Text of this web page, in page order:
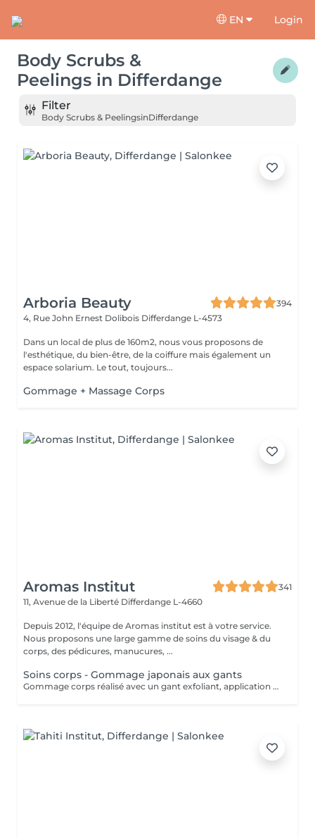
EN Login
Body Scrubs &
Peelings in Differdange
Filter
Body Scrubs & PeelingsinDifferdange
Arboria Beauty
394
4, Rue John Ernest Dolibois Differdange L-4573
Dans un local de plus de 160m2, nous vous proposons de
l'esthétique, du bien-être, de la coiffure mais également un
espace solarium. Le tout, toujours...
Gommage + Massage Corps
Aromas Institut
341
11, Avenue de la Liberté Differdange L-4660
Depuis 2012, l'équipe de Aromas institut est à votre service.
Nous proposons une large gamme de soins du visage & du
corps, des pédicures, manucures, ...
Soins corps - Gommage japonais aux gants
Gommage corps réalisé avec un gant exfoliant, application d'une huile hydratante idéale pour une peau douce, lisse. Nous vous prions de bien vouloir respecter votre rendez-vous. En prenant rendez-vous, vous occupez une place, dont une autre personne aurait éventuellement besoin. Tout rendez-vous non annulé 24h en avance, est susceptible d'être facturé. (Si vous ne pouvez pas vous présenter à votre RDV, proposez-le éventuellement à un proche ou à un ami) Toute l'équipe de Aromas Institut vous remercie pour votre respect et votre compréhension.